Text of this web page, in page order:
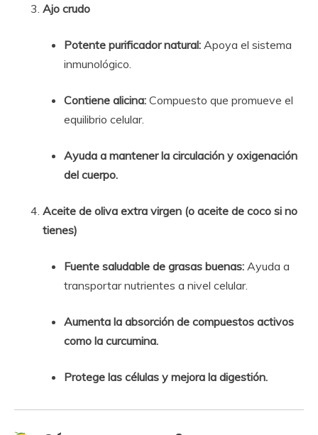
Ajo crudo
Potente purificador natural: Apoya el sistema
inmunológico.
Contiene alicina: Compuesto que promueve el
equilibrio celular.
Ayuda a mantener la circulación y oxigenación
del cuerpo.
Aceite de oliva extra virgen (o aceite de coco si no
tienes)
Fuente saludable de grasas buenas: Ayuda a
transportar nutrientes a nivel celular.
Aumenta la absorción de compuestos activos
como la curcumina.
Protege las células y mejora la digestión.